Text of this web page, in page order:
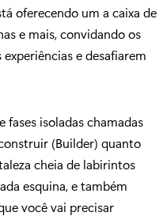
oferecendo um a caixa de
e mais, convidando os
e desafiarem
fases isoladas chamadas
(Builder) quanto
cheia de labirintos
esquina, e também
você vai precisar